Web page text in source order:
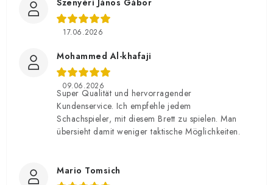
17.06.2026
Mohammed Al-khafaji
09.06.2026
Super Qualität und hervorragender
Kundenservice. Ich empfehle jedem
Schachspieler, mit diesem Brett zu spielen. Man
übersieht damit weniger taktische Möglichkeiten.
Mario Tomsich